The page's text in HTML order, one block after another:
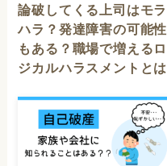
論破してくる上司はモラ
ハラ？発達障害の可能性
もある？職場で増えるロ
ジカルハラスメントとは